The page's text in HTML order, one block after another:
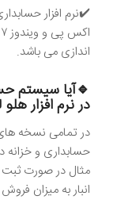
​✔️نرم افزار
اندازی می باشد.
🔹آیا سیستم
در نرم افزار
در تمامی نسخه های
حسابداری و خزانه
مثال در صورت ثبت
انبار به میزان